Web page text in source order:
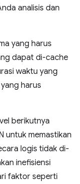
analisis dan
yang harus
dapat di-cache
waktu yang
harus
berikutnya
untuk memastikan
logis tidak di-
inefisiensi
faktor seperti